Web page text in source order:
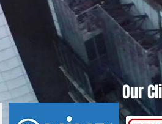
Our